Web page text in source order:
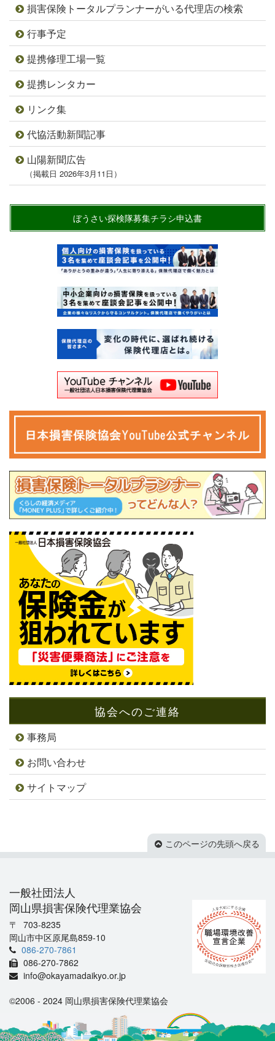
損害保険トータルプランナーがいる代理店の検索
行事予定
提携修理工場一覧
提携レンタカー
リンク集
代協活動新聞記事
山陽新聞広告
（掲載日 2026年3月11日）
ぼうさい探検隊募集チラシ申込書
協会へのご連絡
事務局
お問い合わせ
サイトマップ
このページの先頭へ戻る
一般社団法人
岡山県損害保険代理業協会
703-8235
岡山市中区原尾島859-10
086-270-7861
086-270-7862
info@okayamadaikyo.or.jp
©2006 - 2024 岡山県損害保険代理業協会